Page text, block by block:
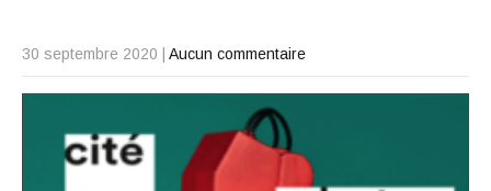
30 septembre 2020 Aucun commentaire